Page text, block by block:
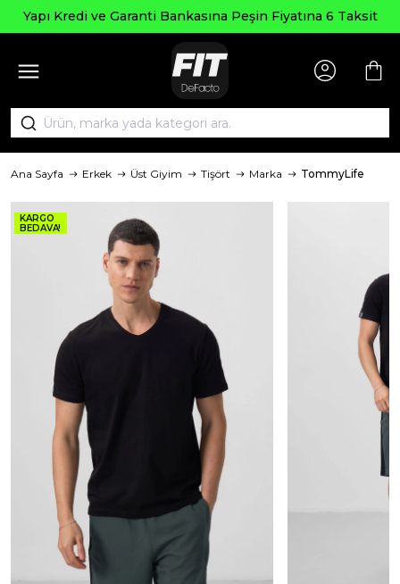
Yapı Kredi ve Garanti Bankasına Peşin Fiyatına 6 Taksit
Ana Sayfa Erkek Üst Giyim Tişört Marka TommyLife
KARGO
BEDAVA!